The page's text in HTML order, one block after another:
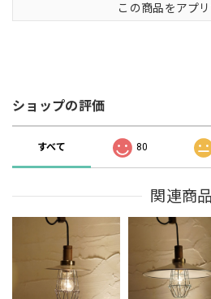
この商品をアプ
ショップの評価
すべて 80
関連商品